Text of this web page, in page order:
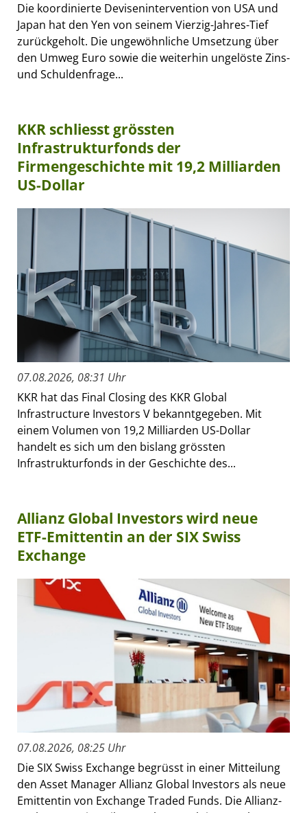
Die koordinierte Devisenintervention von USA und
Japan hat den Yen von seinem Vierzig-Jahres-Tief
zurückgeholt. Die ungewöhnliche Umsetzung über
den Umweg Euro sowie die weiterhin ungelöste Zins-
und Schuldenfrage...
KKR schliesst grössten
Infrastrukturfonds der
Firmengeschichte mit 19,2 Milliarden
US-Dollar
07.08.2026, 08:31 Uhr
KKR hat das Final Closing des KKR Global
Infrastructure Investors V bekanntgegeben. Mit
einem Volumen von 19,2 Milliarden US-Dollar
handelt es sich um den bislang grössten
Infrastrukturfonds in der Geschichte des...
Allianz Global Investors wird neue
ETF-Emittentin an der SIX Swiss
Exchange
07.08.2026, 08:25 Uhr
Die SIX Swiss Exchange begrüsst in einer Mitteilung
den Asset Manager Allianz Global Investors als neue
Emittentin von Exchange Traded Funds. Die Allianz-